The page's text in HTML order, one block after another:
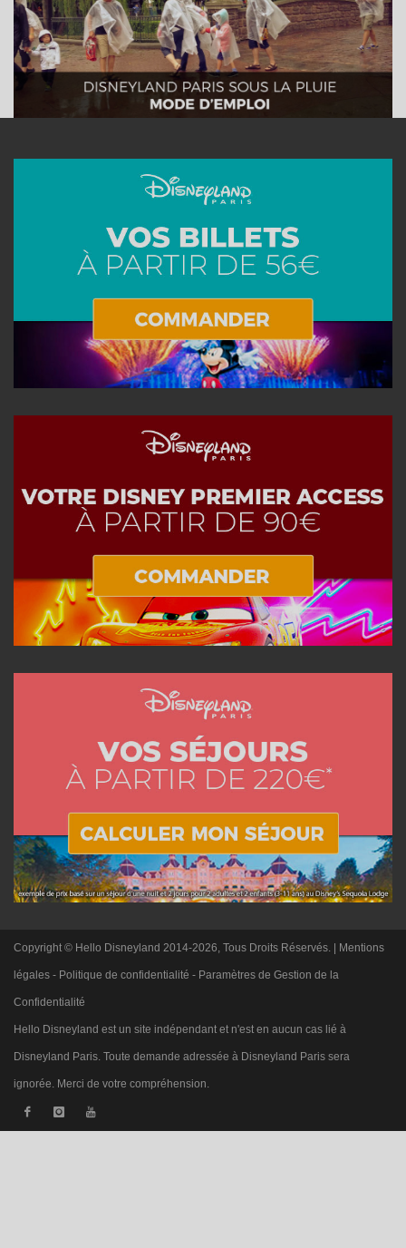
Copyright © Hello Disneyland 2014-2026, Tous Droits Réservés. | Mentions
légales - Politique de confidentialité - Paramètres de Gestion de la
Confidentialité
Hello Disneyland est un site indépendant et n'est en aucun cas lié à
Disneyland Paris. Toute demande adressée à Disneyland Paris sera
ignorée. Merci de votre compréhension.